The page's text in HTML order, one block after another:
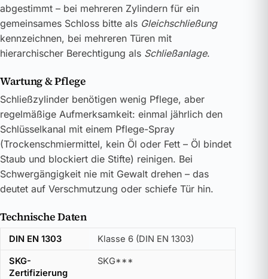
abgestimmt – bei mehreren Zylindern für ein
gemeinsames Schloss bitte als Gleichschließung
kennzeichnen, bei mehreren Türen mit
hierarchischer Berechtigung als Schließanlage.
Wartung & Pflege
Schließzylinder benötigen wenig Pflege, aber
regelmäßige Aufmerksamkeit: einmal jährlich den
Schlüsselkanal mit einem Pflege-Spray
(Trockenschmiermittel, kein Öl oder Fett – Öl bindet
Staub und blockiert die Stifte) reinigen. Bei
Schwergängigkeit nie mit Gewalt drehen – das
deutet auf Verschmutzung oder schiefe Tür hin.
Technische Daten
DIN EN 1303 Klasse 6 (DIN EN 1303)
SKG-
Zertifizierung
SKG***